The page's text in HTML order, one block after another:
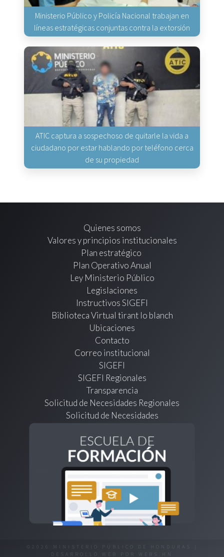
Ministerio Público y Policía Nacional trabajan en
líneas estratégicas conjuntas contra la extorsión
ATIC captura a sospechoso de quitarle la vida a
ciudadano por estar hablando por teléfono cerca
de su propiedad
Quienes somos
Valores y principios institucionales
Plan estratégico
Plan Operativo Anual
Ley Ministerio Público
Legislaciones
Instructivos SIGEFI
Biblioteca Virtual tirant lo blanch
Ubicaciones
Contacto
Correo institucional
SIGEFI
SIGEFI Regionales
Transparencia
Solicitud de Necesidades Regionales
Solicitud de Necesidades
©2026 MINISTERIO PÚBLICO DE HONDURAS |
DESARROLLO WEB POR
WEBS.HN